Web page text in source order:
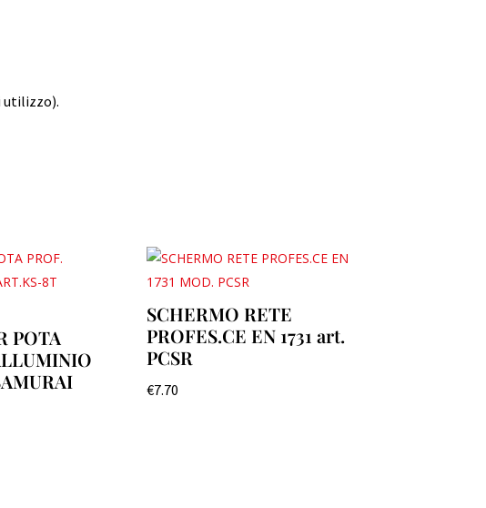
utilizzo).
POTA
SCHERMO RETE
PROFES.CE EN 1731 art.
PCSR
€7.70